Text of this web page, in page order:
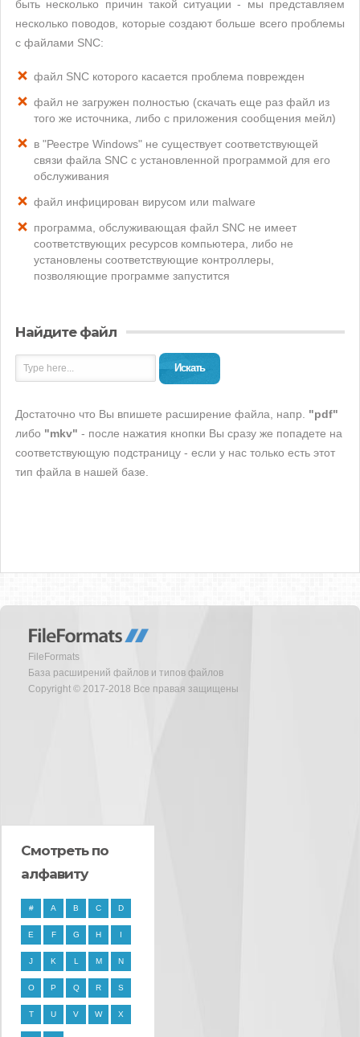
быть несколько причин такой ситуации - мы представляем
несколько поводов, которые создают больше всего проблемы
с файлами SNC:
файл SNC которого касается проблема поврежден
файл не загружен полностью (скачать еще раз файл из
того же источника, либо с приложения сообщения мейл)
в "Реестре Windows" не существует соответствующей
связи файла SNC с установленной программой для его
обслуживания
файл инфицирован вирусом или malware
программа, обслуживающая файл SNC не имеет
соответствующих ресурсов компьютера, либо не
установлены соответствующие контроллеры,
позволяющие программе запустится
Найдите файл
Искать
Достаточно что Вы впишете расширение файла, напр. "pdf"
либо "mkv" - после нажатия кнопки Вы сразу же попадете на
соответствующую подстраницу - если у нас только есть этот
тип файла в нашей базе.
FileFormats
База расширений файлов и типов файлов
Copyright © 2017-2018 Все правая защищены
Смотреть по
алфавиту
# A B C D
E F G H I
J K L M N
O P Q R S
T U V W X